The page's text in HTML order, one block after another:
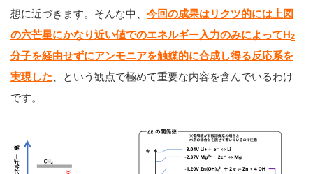
想に近づきます。そんな中、 今回の成果はリクツ的には上図
の六芒星にかなり近い値でのエネルギー入力のみによってH2
分子を経由せずにアンモニアを触媒的に合成し得る反応系を
実現した 、という観点で極めて重要な内容を含んでいるわけ
です。